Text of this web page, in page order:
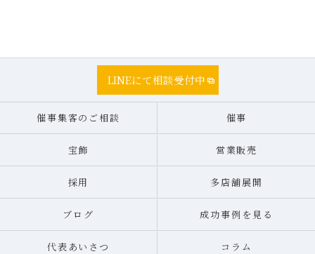
LINEにて相談受付中
催事集客のご相談 催事
宝飾 営業販売
採用 多店舗展開
ブログ 成功事例を見る
代表あいさつ コラム